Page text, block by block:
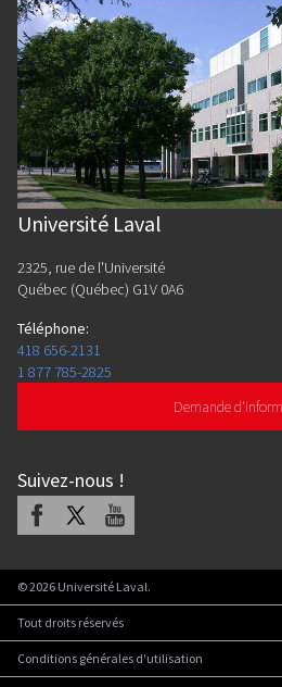
Université Laval
2325, rue de l'Université
Québec (Québec) G1V 0A6
Téléphone:
418 656-2131
1 877 785-2825
Demande
Suivez-nous !
Facebook Youtube
©2026 Université Laval.
Tout droits réservés
Conditions générales d'utilisation